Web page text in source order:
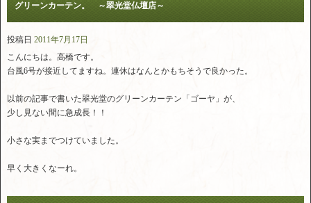
グリーンカーテン。 ～翠光堂仏壇店～
投稿日 2011年7月17日
こんにちは。高橋です。
台風6号が接近してますね。連休はなんとかもちそうで良かった。
以前の記事で書いた翠光堂のグリーンカーテン「ゴーヤ」が、
少し見ない間に急成長！！
小さな実までつけていました。
早く大きくなーれ。